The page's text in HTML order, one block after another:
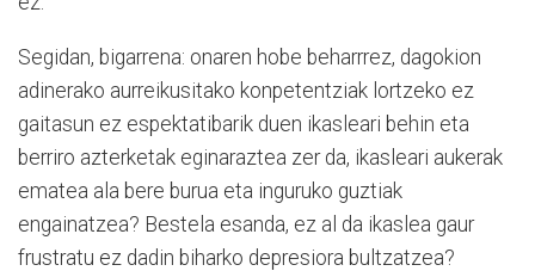
Segidan, bigarrena: onaren hobe beharrrez, dagokion
adinerako aurreikusitako konpetentziak lortzeko ez
gaitasun ez espektatibarik duen ikasleari behin eta
berriro azterketak eginaraztea zer da, ikasleari aukerak
ematea ala bere burua eta inguruko guztiak
engainatzea? Bestela esanda, ez al da ikaslea gaur
frustratu ez dadin biharko depresiora bultzatzea?